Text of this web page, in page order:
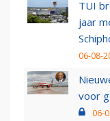
TUI
jaar
06-08-
voor
06-